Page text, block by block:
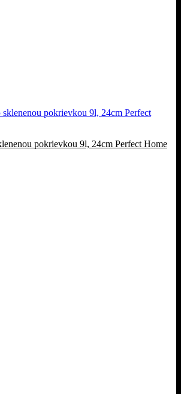
pokrievkou 9l, 24cm Perfect Home